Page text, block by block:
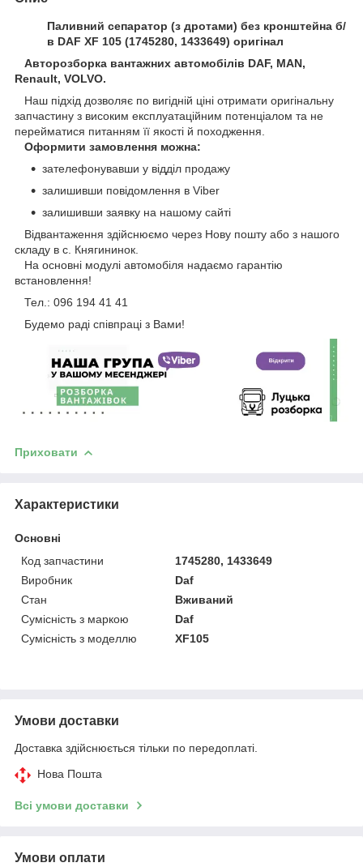
Паливний сепаратор (з дротами) без кронштейна б/
в DAF XF 105 (1745280, 1433649) оригінал
Авторозборка вантажних автомобілів DAF, MAN,
Renault, VOLVO.
Наш підхід дозволяє по вигідній ціні отримати оригінальну
запчастину з високим експлуатаційним потенціалом та не
перейматися питанням її якості й походження.
Оформити замовлення можна:
зателефонувавши у відділ продажу
залишивши повідомлення в Viber
залишивши заявку на нашому сайті
Відвантаження здійснюємо через Нову пошту або з нашого
складу в с. Княгининок.
На основні модулі автомобіля надаємо гарантію
встановлення!
Тел.: 096 194 41 41
Будемо раді співпраці з Вами!
Приховати
Характеристики
Основні
Код запчастини
1745280, 1433649
Виробник
Daf
Стан
Вживаний
Сумісність з маркою
Daf
Сумісність з моделлю
XF105
Умови доставки
Доставка здійснюється тільки по передоплаті.
Нова Пошта
Всі умови доставки
Умови оплати